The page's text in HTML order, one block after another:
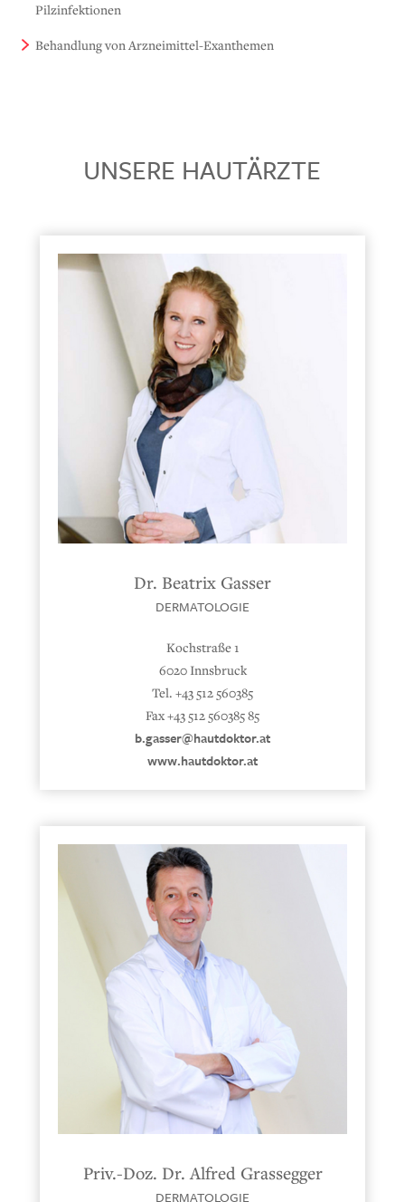
Pilzinfektionen
Behandlung von Arzneimittel-Exanthemen
UNSERE HAUTÄRZTE
Dr. Beatrix Gasser
DERMATOLOGIE
Kochstraße 1
6020 Innsbruck
Tel. +43 512 560385
Fax +43 512 560385 85
b.gasser@hautdoktor.at
www.hautdoktor.at
Priv.-Doz. Dr. Alfred Grassegger
DERMATOLOGIE